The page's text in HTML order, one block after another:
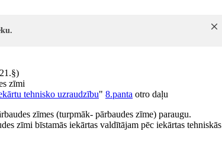
zīmi
tehnisko uzraudzību" 8.panta otro daļu
zīmes (turpmāk- pārbaudes zīme) paraugu.
zīmi bīstamās iekārtas valdītājam pēc iekārtas tehniskās